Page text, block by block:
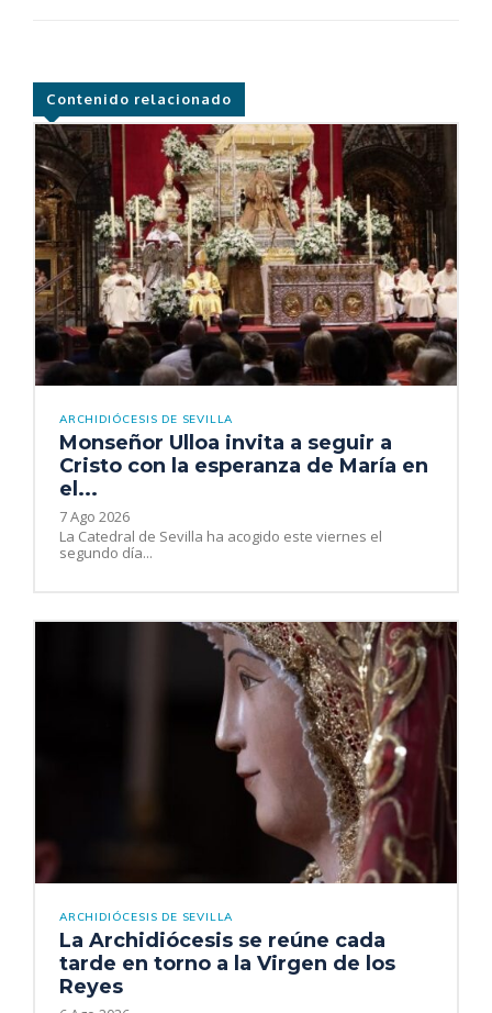
Contenido relacionado
ARCHIDIÓCESIS DE SEVILLA
Monseñor Ulloa invita a seguir a
Cristo con la esperanza de María en
el...
7 Ago 2026
La Catedral de Sevilla ha acogido este viernes el
segundo día...
ARCHIDIÓCESIS DE SEVILLA
La Archidiócesis se reúne cada
tarde en torno a la Virgen de los
Reyes